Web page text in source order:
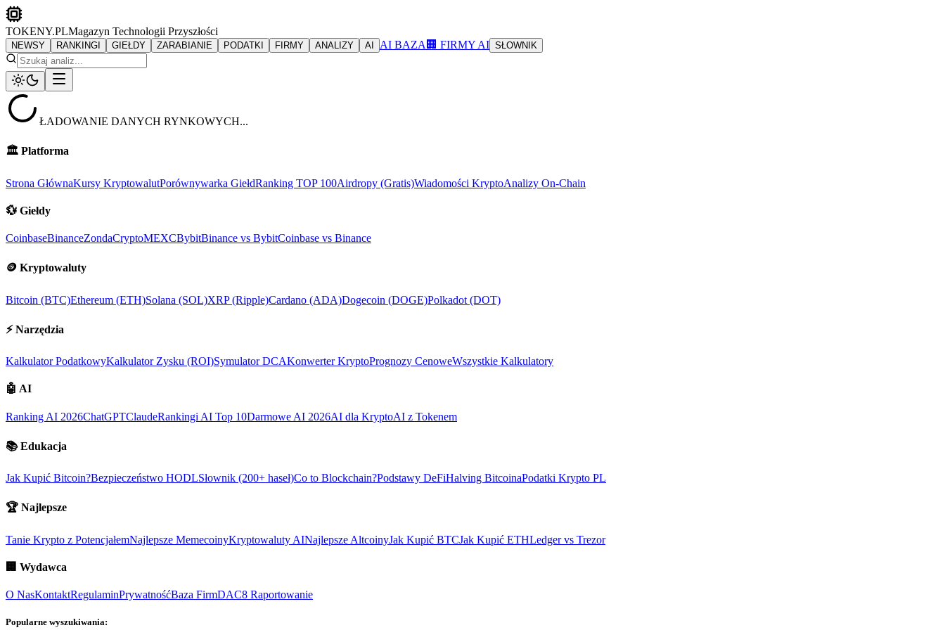
TOKENY.PLMagazyn Technologii Przyszłości
NEWSY RANKINGI GIEŁDY ZARABIANIE PODATKI FIRMY ANALIZY AI AI BAZA 🏢 FIRMY AI SŁOWNIK
ŁADOWANIE DANYCH RYNKOWYCH...
🏛️ Platforma
Strona GłównaKursy KryptowalutPorównywarka GiełdRanking TOP 100Airdropy (Gratis)Wiadomości KryptoAnalizy On-Chain
💱 Giełdy
CoinbaseBinanceZondaCryptoMEXCBybitBinance vs BybitCoinbase vs Binance
🪙 Kryptowaluty
Bitcoin (BTC)Ethereum (ETH)Solana (SOL)XRP (Ripple)Cardano (ADA)Dogecoin (DOGE)Polkadot (DOT)
⚡ Narzędzia
Kalkulator PodatkowyKalkulator Zysku (ROI)Symulator DCAKonwerter KryptoPrognozy CenoweWszystkie Kalkulatory
🤖 AI
Ranking AI 2026ChatGPTClaudeRankingi AI Top 10Darmowe AI 2026AI dla KryptoAI z Tokenem
📚 Edukacja
Jak Kupić Bitcoin?Bezpieczeństwo HODLSłownik (200+ haseł)Co to Blockchain?Podstawy DeFiHalving BitcoinaPodatki Krypto PL
🏆 Najlepsze
Tanie Krypto z PotencjałemNajlepsze MemecoinyKryptowaluty AINajlepsze AltcoinyJak Kupić BTCJak Kupić ETHLedger vs Trezor
🏢 Wydawca
O NasKontaktRegulaminPrywatnośćBaza FirmDAC8 Raportowanie
Popularne wyszukiwania: